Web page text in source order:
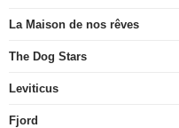
La Maison de nos rêves
The Dog Stars
Leviticus
Fjord